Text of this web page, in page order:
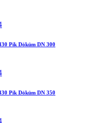
Pik Döküm DN 300
Pik Döküm DN 350